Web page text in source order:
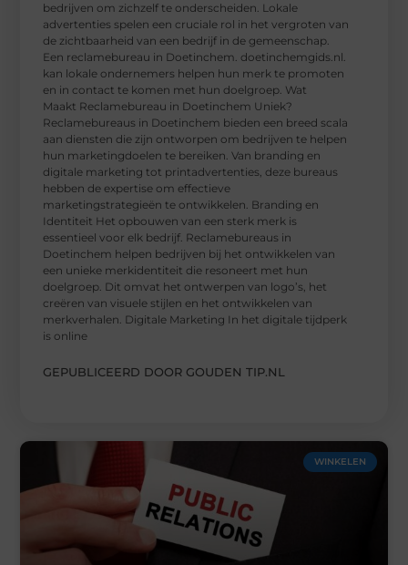
bedrijven om zichzelf te onderscheiden. Lokale
advertenties spelen een cruciale rol in het vergroten van
de zichtbaarheid van een bedrijf in de gemeenschap.
Een reclamebureau in Doetinchem. doetinchemgids.nl.
kan lokale ondernemers helpen hun merk te promoten
en in contact te komen met hun doelgroep. Wat
Maakt Reclamebureau in Doetinchem Uniek?
Reclamebureaus in Doetinchem bieden een breed scala
aan diensten die zijn ontworpen om bedrijven te helpen
hun marketingdoelen te bereiken. Van branding en
digitale marketing tot printadvertenties, deze bureaus
hebben de expertise om effectieve
marketingstrategieën te ontwikkelen. Branding en
Identiteit Het opbouwen van een sterk merk is
essentieel voor elk bedrijf. Reclamebureaus in
Doetinchem helpen bedrijven bij het ontwikkelen van
een unieke merkidentiteit die resoneert met hun
doelgroep. Dit omvat het ontwerpen van logo’s, het
creëren van visuele stijlen en het ontwikkelen van
merkverhalen. Digitale Marketing In het digitale tijdperk
is online
GEPUBLICEERD DOOR GOUDEN TIP.NL
WINKELEN